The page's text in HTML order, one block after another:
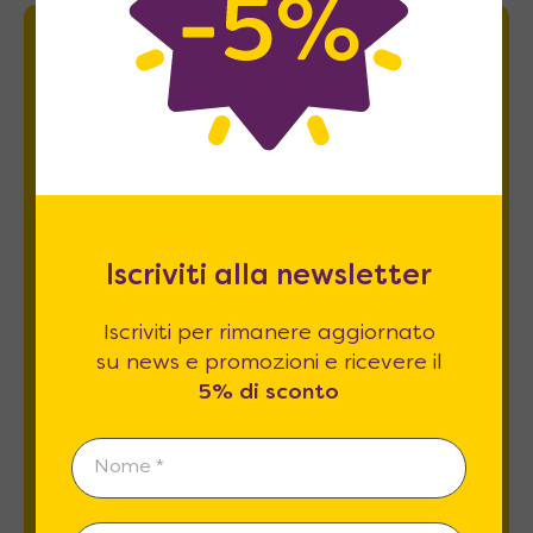
Newsletter
Iscriviti per rimanere aggiornato su news
privacy *
REGISTRATI
Iscriviti alla newsletter
Iscriviti per rimanere aggiornato
su news e promozioni e ricevere il
5% di sconto